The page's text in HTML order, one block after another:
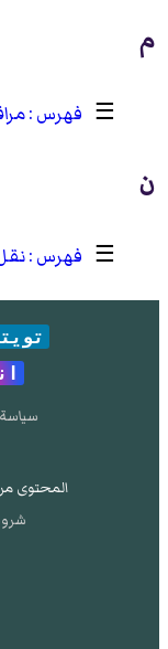
م
☰
ن
☰
المحتوى